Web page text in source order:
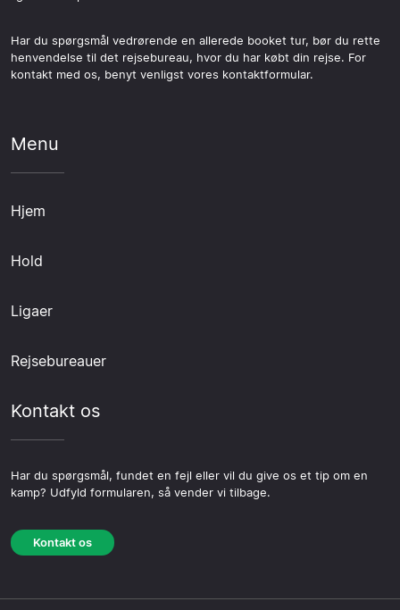
Har du spørgsmål vedrørende en allerede booket tur, bør du rette
henvendelse til det rejsebureau, hvor du har købt din rejse. For
kontakt med os, benyt venligst vores kontaktformular.
Menu
Hjem
Hold
Ligaer
Rejsebureauer
Kontakt os
Har du spørgsmål, fundet en fejl eller vil du give os et tip om en
kamp? Udfyld formularen, så vender vi tilbage.
Kontakt os